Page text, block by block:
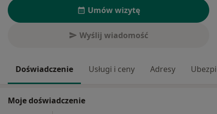
Umów wizytę
Wyślij wiadomość
Doświadczenie Usługi i ceny Adresy
Moje doświadczenie